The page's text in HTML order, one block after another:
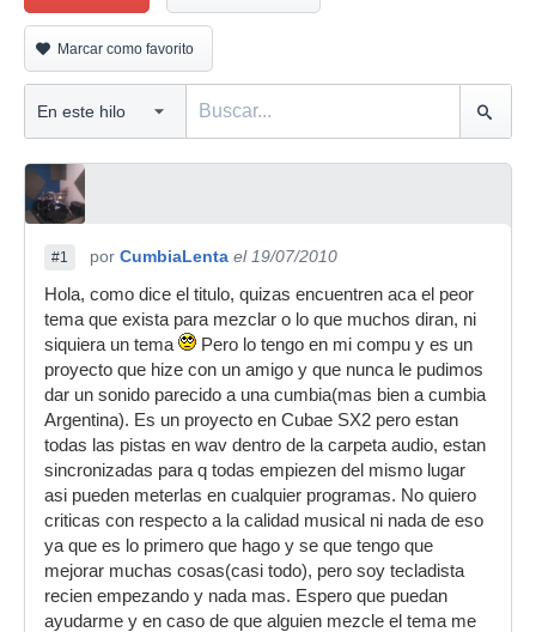
Marcar como favorito
#1 por CumbiaLenta el 19/07/2010
Hola, como dice el titulo, quizas encuentren aca el peor
tema que exista para mezclar o lo que muchos diran, ni
siquiera un tema
Pero lo tengo en mi compu y es un
proyecto que hize con un amigo y que nunca le pudimos
dar un sonido parecido a una cumbia(mas bien a cumbia
Argentina). Es un proyecto en Cubae SX2 pero estan
todas las pistas en wav dentro de la carpeta audio, estan
sincronizadas para q todas empiezen del mismo lugar
asi pueden meterlas en cualquier programas. No quiero
criticas con respecto a la calidad musical ni nada de eso
ya que es lo primero que hago y se que tengo que
mejorar muchas cosas(casi todo), pero soy tecladista
recien empezando y nada mas. Espero que puedan
ayudarme y en caso de que alguien mezcle el tema me